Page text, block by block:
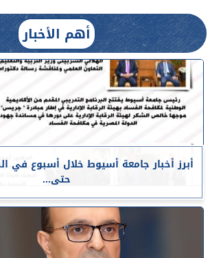
أهم الأخبار
حتى...